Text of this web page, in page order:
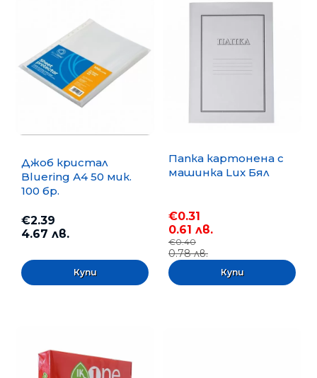
Джоб кристал
Bluering А4 50 мик.
100 бр.
€2.39
4.67 лв.
Папка картонена с
машинка Lux Бял
€0.31
0.61 лв.
€0.40
0.78 лв.